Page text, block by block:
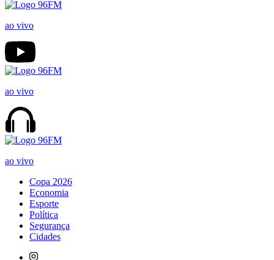
ao vivo
ao vivo
ao vivo
Copa 2026
Economia
Esporte
Política
Segurança
Cidades